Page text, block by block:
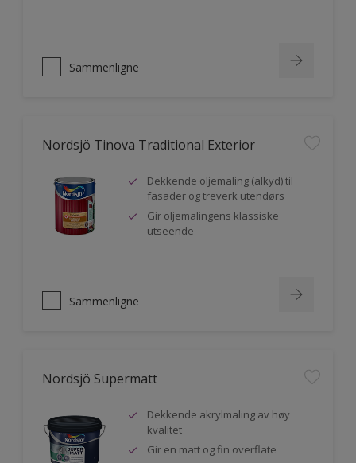
Sammenligne
Nordsjö Tinova Traditional Exterior
Dekkende oljemaling (alkyd) til
fasader og treverk utendørs
Gir oljemalingens klassiske
utseende
Sammenligne
Nordsjö Supermatt
Dekkende akrylmaling av høy
kvalitet
Gir en matt og fin overflate